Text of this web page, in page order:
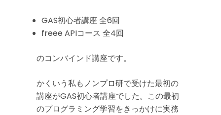
GAS初心者講座 全6回
freee APIコース 全4回
のコンバインド講座です。
かくいう私もノンプロ研で受けた最初の
講座がGAS初心者講座でした。この最初
のプログラミング学習をきっかけに実務